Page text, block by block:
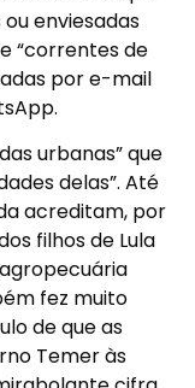
enviesadas
“correntes de
por e-mail
urbanas” que
delas”. Até
acreditam, por
filhos de Lula
fez muito
de que as
Temer às